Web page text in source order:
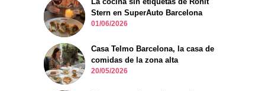
Stern en SuperAuto Barcelona
01/06/2026
Casa Telmo Barcelona, la casa de
comidas de la zona alta
20/05/2026